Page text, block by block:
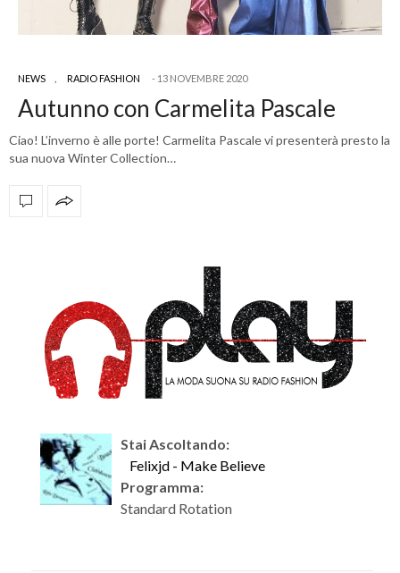
NEWS , RADIO FASHION 13 NOVEMBRE 2020
Autunno con Carmelita Pascale
Ciao! L’inverno è alle porte! Carmelita Pascale vi presenterà presto la
sua nuova Winter Collection…
Stai Ascoltando:
Felixjd - Make Believe
Programma:
Standard Rotation